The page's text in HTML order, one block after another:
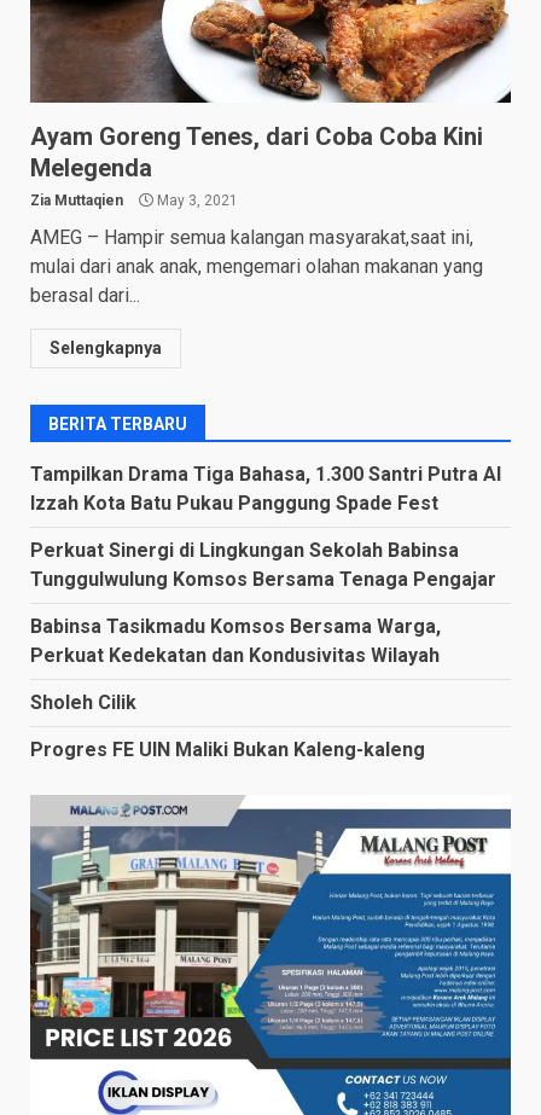
Ayam Goreng Tenes, dari Coba Coba Kini
Melegenda
Zia Muttaqien May 3, 2021
AMEG – Hampir semua kalangan masyarakat,saat ini,
mulai dari anak anak, mengemari olahan makanan yang
berasal dari...
Selengkapnya
BERITA TERBARU
Tampilkan Drama Tiga Bahasa, 1.300 Santri Putra Al
Izzah Kota Batu Pukau Panggung Spade Fest
Perkuat Sinergi di Lingkungan Sekolah Babinsa
Tunggulwulung Komsos Bersama Tenaga Pengajar
Babinsa Tasikmadu Komsos Bersama Warga,
Perkuat Kedekatan dan Kondusivitas Wilayah
Sholeh Cilik
Progres FE UIN Maliki Bukan Kaleng-kaleng